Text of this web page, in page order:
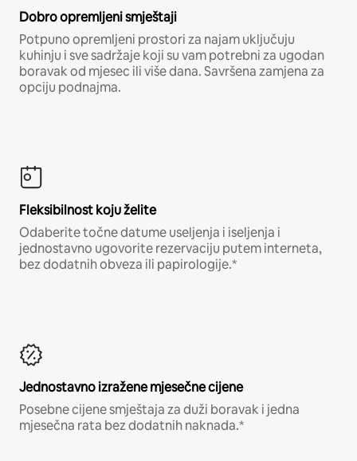
Dobro opremljeni smještaji
Potpuno opremljeni prostori za najam uključuju
kuhinju i sve sadržaje koji su vam potrebni za ugodan
boravak od mjesec ili više dana. Savršena zamjena za
opciju podnajma.
Fleksibilnost koju želite
Odaberite točne datume useljenja i iseljenja i
jednostavno ugovorite rezervaciju putem interneta,
bez dodatnih obveza ili papirologije.*
Jednostavno izražene mjesečne cijene
Posebne cijene smještaja za duži boravak i jedna
mjesečna rata bez dodatnih naknada.*